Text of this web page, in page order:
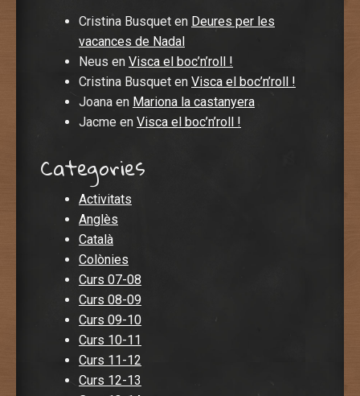
Cristina Busquet en Deures per les
vacances de Nadal
Neus en Visca el boc’n’roll !
Cristina Busquet en Visca el boc’n’roll !
Joana en Mariona la castanyera
Jacme en Visca el boc’n’roll !
Categories
Activitats
Anglès
Català
Colònies
Curs 07-08
Curs 08-09
Curs 09-10
Curs 10-11
Curs 11-12
Curs 12-13